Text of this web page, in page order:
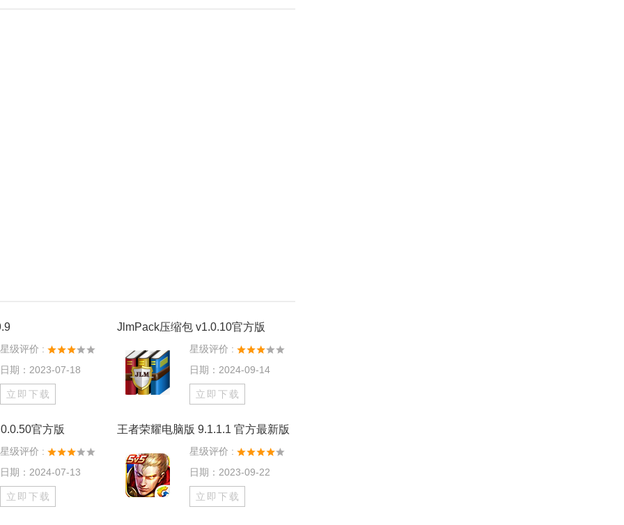
星级评价 :
日期：2023-07-18
立即下载
JlmPack压缩包 v1.0.10官方版
星级评价 :
日期：2024-09-14
立即下载
官方版
星级评价 :
日期：2024-07-13
立即下载
王者荣耀电脑版 9.1.1.1 官方最新版
星级评价 :
日期：2023-09-22
立即下载